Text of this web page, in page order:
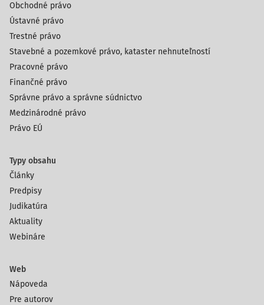
Obchodné právo
Ústavné právo
Trestné právo
Stavebné a pozemkové právo, kataster nehnuteľností
Pracovné právo
Finančné právo
Správne právo a správne súdnictvo
Medzinárodné právo
Právo EÚ
Typy obsahu
Články
Predpisy
Judikatúra
Aktuality
Webináre
Web
Nápoveda
Pre autorov